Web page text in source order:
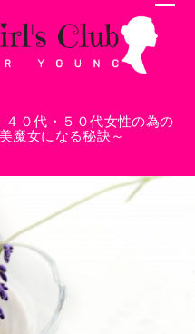
０代・５０代女性の為の
魔女になる秘訣～